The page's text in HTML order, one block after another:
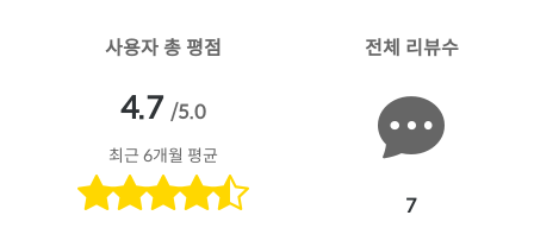
사용자 총 평점
4.7 /5.0
최근 6개월 평균
전체 리뷰수
7